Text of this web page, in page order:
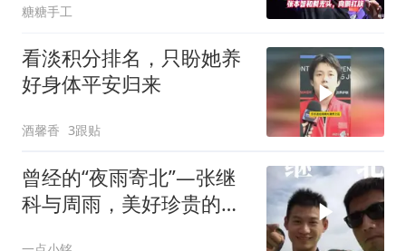
糖糖手工
看淡积分排名，只盼她养
好身体平安归来
酒馨香 3跟贴
曾经的“夜雨寄北”—张继
科与周雨，美好珍贵的回